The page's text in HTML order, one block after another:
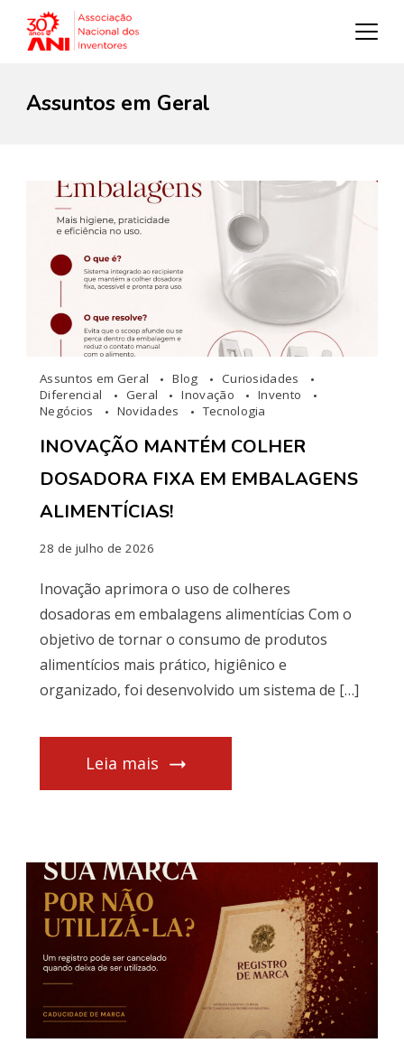
Assuntos em Geral
Assuntos em Geral Blog
Curiosidades
Diferencial
Geral Inovação
Invento
Negócios
Novidades Tecnologia
INOVAÇÃO MANTÉM COLHER
DOSADORA FIXA EM EMBALAGENS
ALIMENTÍCIAS!
28 de julho de 2026
Inovação aprimora o uso de colheres
dosadoras em embalagens alimentícias Com o
objetivo de tornar o consumo de produtos
alimentícios mais prático, higiênico e
organizado, foi desenvolvido um sistema de […]
Leia mais